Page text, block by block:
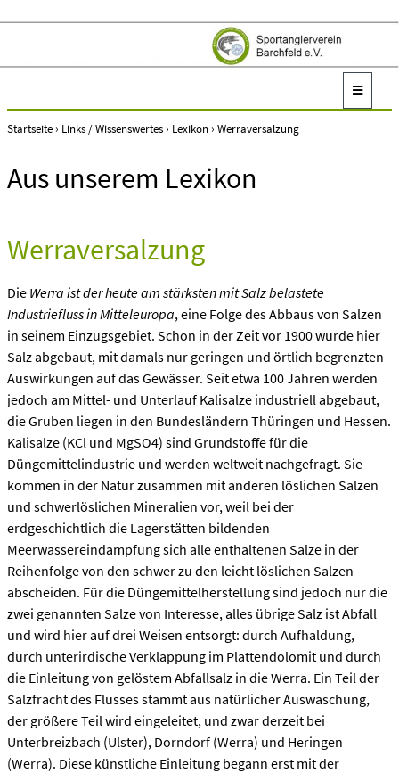
Startseite› Links / Wissenswertes› Lexikon› Werraversalzung
Aus unserem Lexikon
Werraversalzung
Die Werra ist der heute am stärksten mit Salz belastete
Industriefluss in Mitteleuropa, eine Folge des Abbaus von Salzen
in seinem Einzugsgebiet. Schon in der Zeit vor 1900 wurde hier
Salz abgebaut, mit damals nur geringen und örtlich begrenzten
Auswirkungen auf das Gewässer. Seit etwa 100 Jahren werden
jedoch am Mittel- und Unterlauf Kalisalze industriell abgebaut,
die Gruben liegen in den Bundesländern Thüringen und Hessen.
Kalisalze (KCl und MgSO4) sind Grundstoffe für die
Düngemittelindustrie und werden weltweit nachgefragt. Sie
kommen in der Natur zusammen mit anderen löslichen Salzen
und schwerlöslichen Mineralien vor, weil bei der
erdgeschichtlich die Lagerstätten bildenden
Meerwassereindampfung sich alle enthaltenen Salze in der
Reihenfolge von den schwer zu den leicht löslichen Salzen
abscheiden. Für die Düngemittelherstellung sind jedoch nur die
zwei genannten Salze von Interesse, alles übrige Salz ist Abfall
und wird hier auf drei Weisen entsorgt: durch Aufhaldung,
durch unterirdische Verklappung im Plattendolomit und durch
die Einleitung von gelöstem Abfallsalz in die Werra. Ein Teil der
Salzfracht des Flusses stammt aus natürlicher Auswaschung,
der größere Teil wird eingeleitet, und zwar derzeit bei
Unterbreizbach (Ulster), Dorndorf (Werra) und Heringen
(Werra). Diese künstliche Einleitung begann erst mit der